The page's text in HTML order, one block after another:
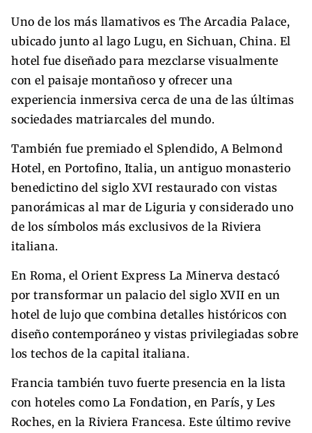
Uno de los más llamativos es The Arcadia Palace,
ubicado junto al lago Lugu, en Sichuan, China. El
hotel fue diseñado para mezclarse visualmente
con el paisaje montañoso y ofrecer una
experiencia inmersiva cerca de una de las últimas
sociedades matriarcales del mundo.
También fue premiado el Splendido, A Belmond
Hotel, en Portofino, Italia, un antiguo monasterio
benedictino del siglo XVI restaurado con vistas
panorámicas al mar de Liguria y considerado uno
de los símbolos más exclusivos de la Riviera
italiana.
En Roma, el Orient Express La Minerva destacó
por transformar un palacio del siglo XVII en un
hotel de lujo que combina detalles históricos con
diseño contemporáneo y vistas privilegiadas sobre
los techos de la capital italiana.
Francia también tuvo fuerte presencia en la lista
con hoteles como La Fondation, en París, y Les
Roches, en la Riviera Francesa. Este último revive